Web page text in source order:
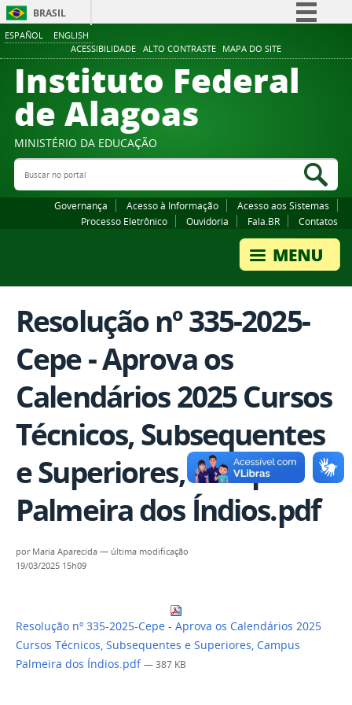
ESPAÑOL ENGLISH
ACESSIBILIDADE ALTO CONTRASTE MAPA DO SITE
BRASIL
Comunica BR
Participe
Canais
Instituto Federal
de Alagoas
MINISTÉRIO DA EDUCAÇÃO
Buscar no portal
Governança Acesso à Informação
Acesso aos Sistemas
Processo Eletrônico
Ouvidoria Fala.BR Contatos
Resolução nº 335-2025-
Cepe - Aprova os
Calendários 2025 Cursos
Técnicos, Subsequentes
e Superiores, Campus
Palmeira dos Índios.pdf
por Maria Aparecida — última modificação
19/03/2025 15h09
Resolução nº 335-2025-Cepe - Aprova os Calendários 2025
Cursos Técnicos, Subsequentes e Superiores, Campus
Palmeira dos Índios.pdf — 387 KB